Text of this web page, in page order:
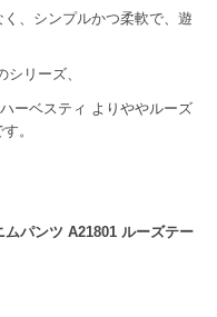
、シンプルかつ柔軟で、遊
リーズ、
ーベスティ よりややルーズ
。
パンツ A21801 ルーズテー